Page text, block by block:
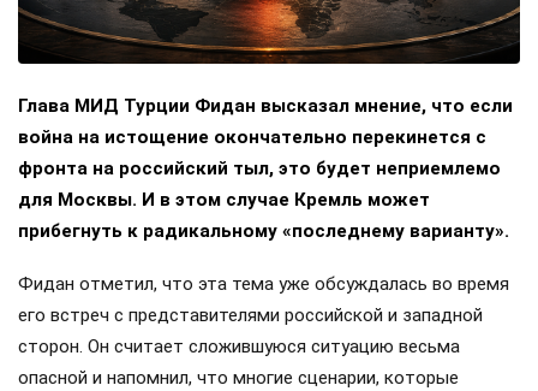
Глава МИД Турции Фидан высказал мнение, что если
война на истощение окончательно перекинется с
фронта на российский тыл, это будет неприемлемо
для Москвы. И в этом случае Кремль может
прибегнуть к радикальному «последнему варианту».
Фидан отметил, что эта тема уже обсуждалась во время
его встреч с представителями российской и западной
сторон. Он считает сложившуюся ситуацию весьма
опасной и напомнил, что многие сценарии, которые